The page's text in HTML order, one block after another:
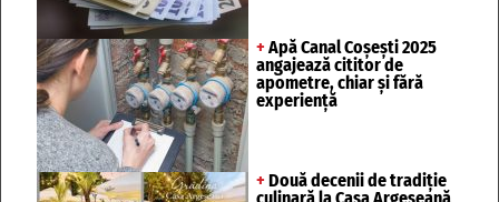
+ Apă Canal Coșești 2025
angajează cititor de
apometre, chiar și fără
experiență
+ Două decenii de tradiție
culinară la Casa Argeșeană